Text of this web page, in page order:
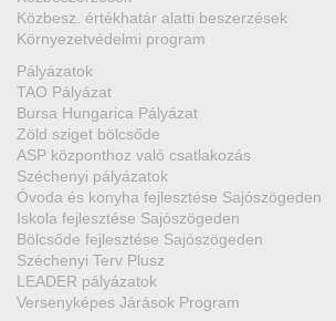
Közbesz. értékhatár alatti beszerzések
Környezetvédelmi program
Pályázatok
TAO Pályázat
Bursa Hungarica Pályázat
Zöld sziget bölcsőde
ASP központhoz való csatlakozás
Széchenyi pályázatok
Óvoda és konyha fejlesztése Sajószögeden
Iskola fejlesztése Sajószögeden
Bölcsőde fejlesztése Sajószögeden
Széchenyi Terv Plusz
LEADER pályázatok
Versenyképes Járások Program